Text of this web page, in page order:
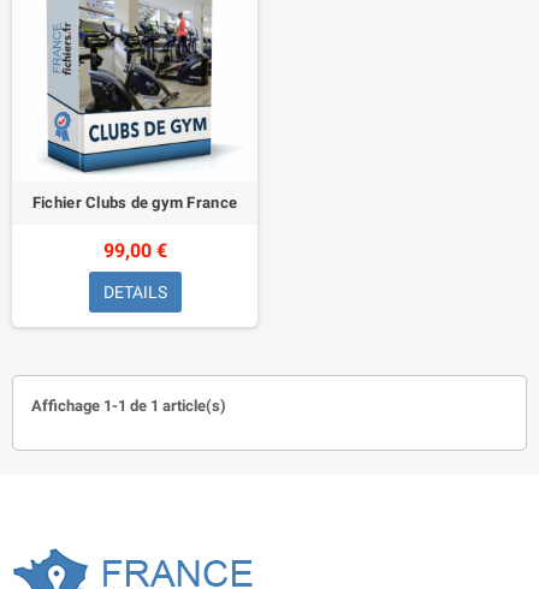
Fichier Clubs de gym France
99,00 €
DETAILS
Affichage 1-1 de 1 article(s)